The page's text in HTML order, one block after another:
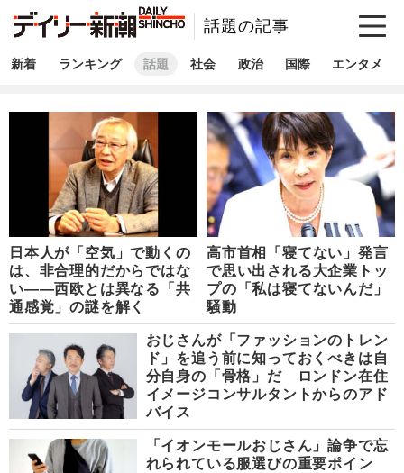
話題の記事
新着 ランキング 話題 社会 政治 国際 エンタメ
日本人が「空気」で動くの
は、非合理的だからではな
い――西欧とは異なる「共
通感覚」の謎を解く
高市首相「寝てない」発言
で思い出される大企業トッ
プの「私は寝てないんだ」
騒動
おじさんが「ファッションのトレン
ド」を追う前に知っておくべきは自
分自身の「骨格」だ ロンドン在住
イメージコンサルタントからのアド
バイス
「イオンモールおじさん」論争で忘
れられている服選びの重要ポイン